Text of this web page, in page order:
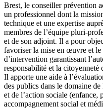
Brest, le conseiller prévention
un professionnel dont la
technique et une expertise
membres de l’équipe pluri-
et de son adjoint. Il a pour
favoriser la mise en œuvre et
d’intervention garantissant
responsabilité et la citoyenneté
Il apporte une aide à
des publics dans le domaine
et de l’action sociale (enfance,
accompagnement social et